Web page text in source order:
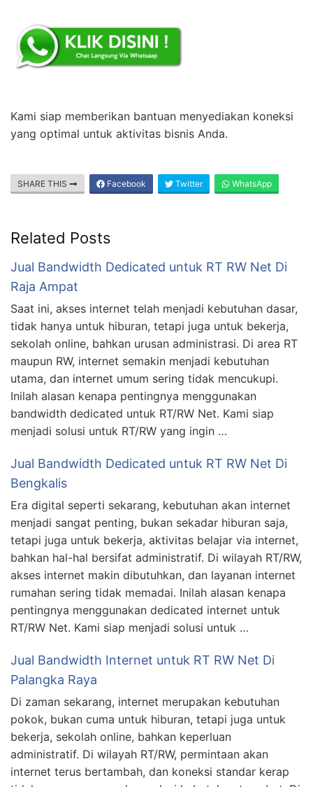
Kami siap memberikan bantuan menyediakan koneksi
yang optimal untuk aktivitas bisnis Anda.
SHARE THIS Facebook Twitter WhatsApp
Related Posts
Jual Bandwidth Dedicated untuk RT RW Net Di
Raja Ampat
Saat ini, akses internet telah menjadi kebutuhan dasar,
tidak hanya untuk hiburan, tetapi juga untuk bekerja,
sekolah online, bahkan urusan administrasi. Di area RT
maupun RW, internet semakin menjadi kebutuhan
utama, dan internet umum sering tidak mencukupi.
Inilah alasan kenapa pentingnya menggunakan
bandwidth dedicated untuk RT/RW Net. Kami siap
menjadi solusi untuk RT/RW yang ingin …
Jual Bandwidth Dedicated untuk RT RW Net Di
Bengkalis
Era digital seperti sekarang, kebutuhan akan internet
menjadi sangat penting, bukan sekadar hiburan saja,
tetapi juga untuk bekerja, aktivitas belajar via internet,
bahkan hal-hal bersifat administratif. Di wilayah RT/RW,
akses internet makin dibutuhkan, dan layanan internet
rumahan sering tidak memadai. Inilah alasan kenapa
pentingnya menggunakan dedicated internet untuk
RT/RW Net. Kami siap menjadi solusi untuk …
Jual Bandwidth Internet untuk RT RW Net Di
Palangka Raya
Di zaman sekarang, internet merupakan kebutuhan
pokok, bukan cuma untuk hiburan, tetapi juga untuk
bekerja, sekolah online, bahkan keperluan
administratif. Di wilayah RT/RW, permintaan akan
internet terus bertambah, dan koneksi standar kerap